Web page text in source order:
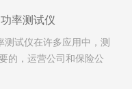
率测试仪
试仪在许多应用中，测
的，运营公司和保险公